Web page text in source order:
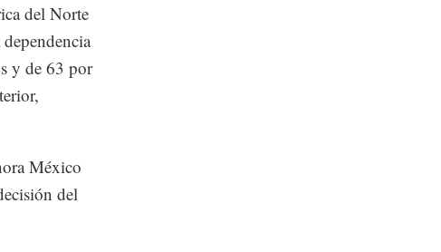
del Norte
y de 63 por
México
del